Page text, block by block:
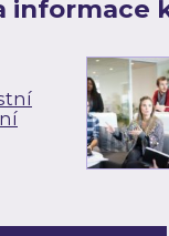
informace